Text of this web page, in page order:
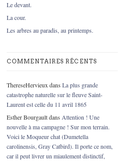
Le devant.
La cour.
Les arbres au paradis, au printemps.
COMMENTAIRES RÉCENTS
ThereseHervieux dans La plus grande
catastrophe naturelle sur le fleuve Saint-
Laurent est celle du 11 avril 1865
Esther Bourgaultdans Attention ! Une
nouvelle à ma campagne ! Sur mon terrain.
Voici le Moqueur chat (Dumetella
carolinensis, Gray Catbird). Il porte ce nom,
car il peut livrer un miaulement distinctif,